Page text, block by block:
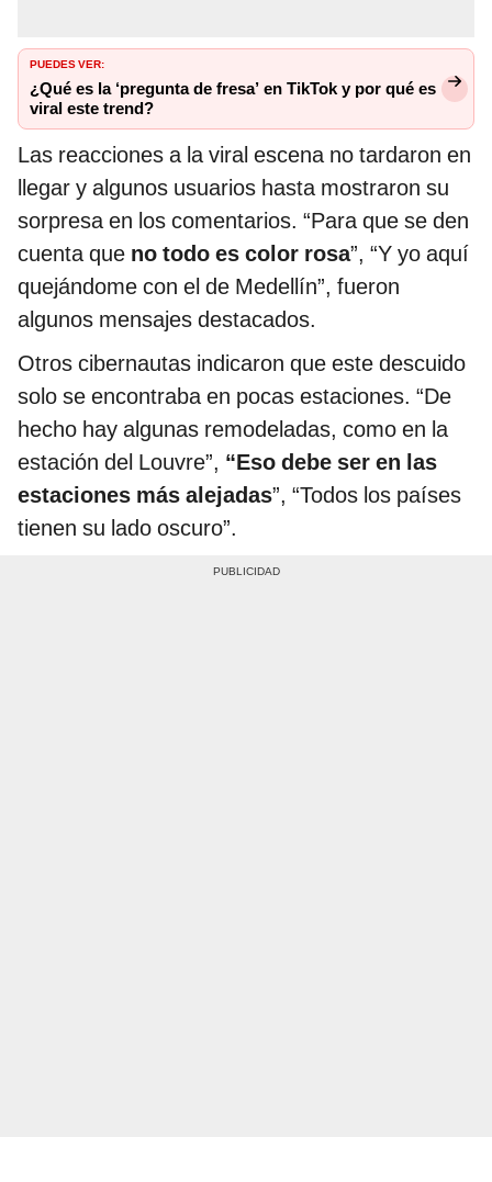
PUEDES VER:
¿Qué es la ‘pregunta de fresa’ en TikTok y por qué es
viral este trend?
Las reacciones a la viral escena no tardaron en
llegar y algunos usuarios hasta mostraron su
sorpresa en los comentarios. “Para que se den
cuenta que no todo es color rosa”, “Y yo aquí
quejándome con el de Medellín”, fueron
algunos mensajes destacados.
Otros cibernautas indicaron que este descuido
solo se encontraba en pocas estaciones. “De
hecho hay algunas remodeladas, como en la
estación del Louvre”, “Eso debe ser en las
estaciones más alejadas”, “Todos los países
tienen su lado oscuro”.